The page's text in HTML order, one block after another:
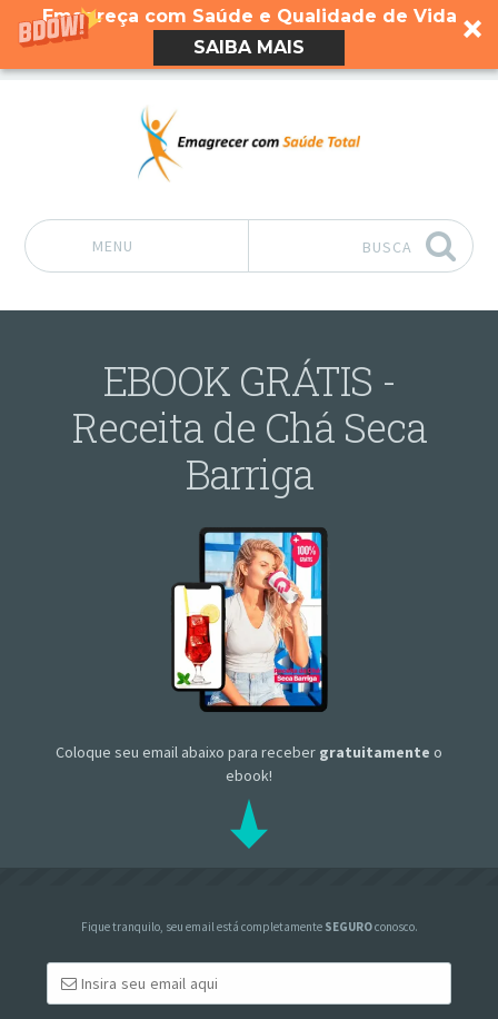
Emagreça com Saúde e Qualidade de Vida
SAIBA MAIS
MENU BUSCA
EBOOK GRÁTIS -
Receita de Chá Seca
Barriga
Coloque seu email abaixo para receber gratuitamente o
ebook!
Fique tranquilo, seu email está completamente SEGUROconosco.